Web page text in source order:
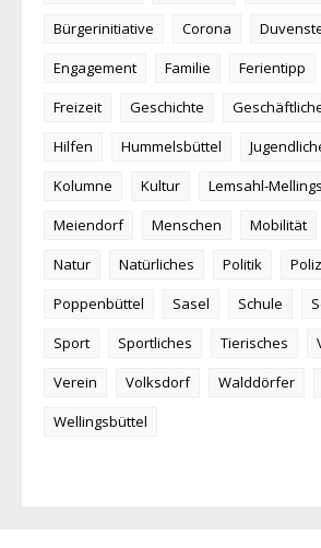
Bürgerinitiative
Corona
Engagement
Familie Ferientipp
Freizeit
Geschichte
Hilfen
Hummelsbüttel
Kolumne
Kultur
Lemsahl-
Meiendorf
Menschen Mobilität
Natur
Natürliches Politik
Poppenbüttel
Sasel Schule
Sport
Sportliches Tierisches
Verein
Volksdorf Walddörfer
Wellingsbüttel